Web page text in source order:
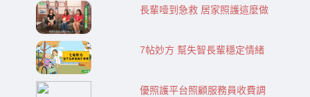
長輩噎到急救 居家照護這麼做
7帖妙方 幫失智長輩穩定情緒
優照護平台照顧服務員收費調